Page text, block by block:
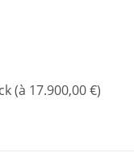
(à 17.900,00 €)